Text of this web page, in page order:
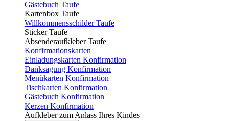
Gästebuch Taufe
Kartenbox Taufe
Willkommensschilder Taufe
Sticker Taufe
Absenderaufkleber Taufe
Konfirmationskarten
Einladungskarten Konfirmation
Danksagung Konfirmation
Menükarten Konfirmation
Tischkarten Konfirmation
Gästebuch Konfirmation
Kerzen Konfirmation
Aufkleber zum Anlass Ihres Kindes